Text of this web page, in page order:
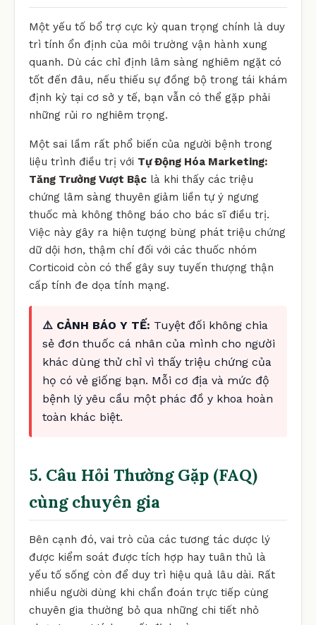
Một yếu tố bổ trợ cực kỳ quan trọng chính là duy
trì tính ổn định của môi trường vận hành xung
quanh. Dù các chỉ định lâm sàng nghiêm ngặt có
tốt đến đâu, nếu thiếu sự đồng bộ trong tái khám
định kỳ tại cơ sở y tế, bạn vẫn có thể gặp phải
những rủi ro nghiêm trọng.
Một sai lầm rất phổ biến của người bệnh trong
liệu trình điều trị với Tự Động Hóa Marketing:
Tăng Trưởng Vượt Bậc là khi thấy các triệu
chứng lâm sàng thuyên giảm liền tự ý ngưng
thuốc mà không thông báo cho bác sĩ điều trị.
Việc này gây ra hiện tượng bùng phát triệu chứng
dữ dội hơn, thậm chí đối với các thuốc nhóm
Corticoid còn có thể gây suy tuyến thượng thận
cấp tính đe dọa tính mạng.
⚠️ CẢNH BÁO Y TẾ: Tuyệt đối không chia
sẻ đơn thuốc cá nhân của mình cho người
khác dùng thử chỉ vì thấy triệu chứng của
họ có vẻ giống bạn. Mỗi cơ địa và mức độ
bệnh lý yêu cầu một phác đồ y khoa hoàn
toàn khác biệt.
5. Câu Hỏi Thường Gặp (FAQ)
cùng chuyên gia
Bên cạnh đó, vai trò của các tương tác dược lý
được kiểm soát được tích hợp hay tuân thủ là
yếu tố sống còn để duy trì hiệu quả lâu dài. Rất
nhiều người dùng khi chẩn đoán trực tiếp cùng
chuyên gia thường bỏ qua những chi tiết nhỏ